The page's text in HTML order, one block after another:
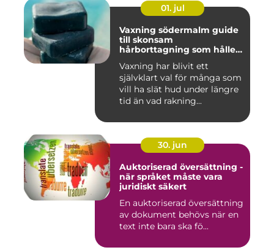
01. jul
Vaxning södermalm guide
till skonsam
hårborttagning som håller
Vaxning har blivit ett
självklart val för många som
vill ha slät hud under längre
tid än vad rakning...
30. jun
Auktoriserad översättning -
när språket måste vara
juridiskt säkert
En auktoriserad översättning
av dokument behövs när en
text inte bara ska fö...